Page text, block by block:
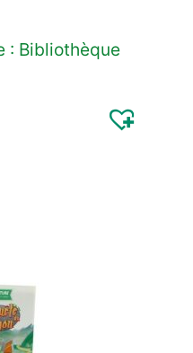
: Bibliothèque